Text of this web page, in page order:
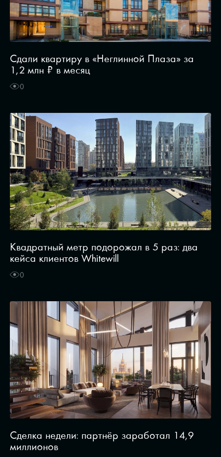
Сдали квартиру в «Неглинной Плаза» за
1,2 млн ₽ в месяц
0
Квадратный метр подорожал в 5 раз: два
кейса клиентов Whitewill
0
Сделка недели: партнёр заработал 14,9
миллионов